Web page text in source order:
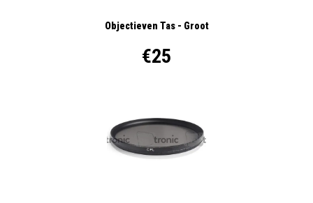
Objectieven Tas - Groot
€25